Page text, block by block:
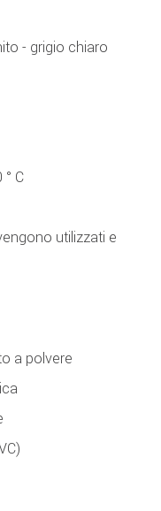
- grigio chiaro
C
utilizzati e
a polvere